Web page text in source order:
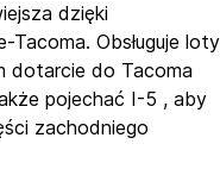
dzięki
Obsługuje loty
dotarcie do Tacoma
pojechać I-5 , aby
zachodniego